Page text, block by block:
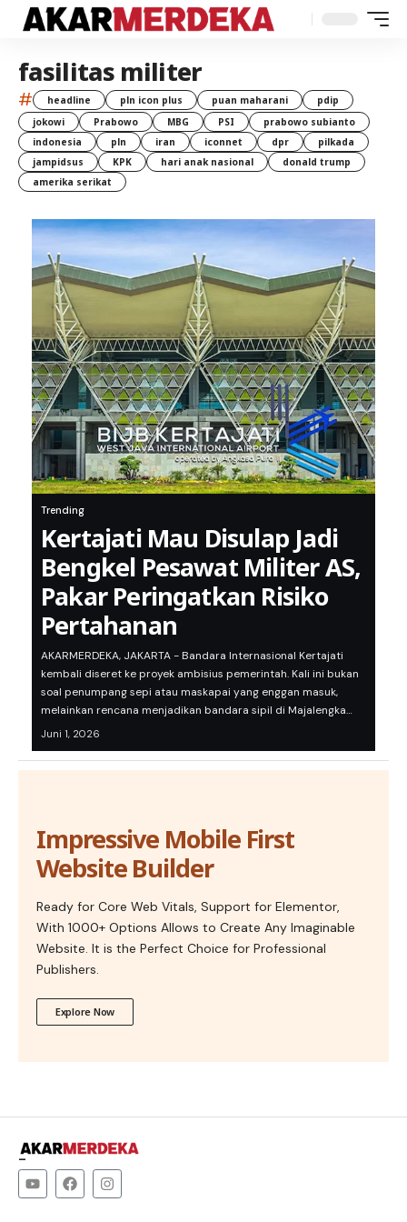
fasilitas militer
# headline pln icon plus puan maharani
pdip
jokowi
Prabowo MBG PSI
prabowo subianto
indonesia
pln iran iconnet dpr
pilkada
jampidsus
KPK hari anak nasional
donald trump
amerika serikat
Trending
Kertajati Mau Disulap Jadi
Bengkel Pesawat Militer AS,
Pakar Peringatkan Risiko
Pertahanan
AKARMERDEKA, JAKARTA - Bandara Internasional Kertajati
kembali diseret ke proyek ambisius pemerintah. Kali ini bukan
soal penumpang sepi atau maskapai yang enggan masuk,
melainkan rencana menjadikan bandara sipil di Majalengka…
Juni 1, 2026
Impressive Mobile First
Website Builder
Ready for Core Web Vitals, Support for Elementor,
With 1000+ Options Allows to Create Any Imaginable
Website. It is the Perfect Choice for Professional
Publishers.
Explore Now
–